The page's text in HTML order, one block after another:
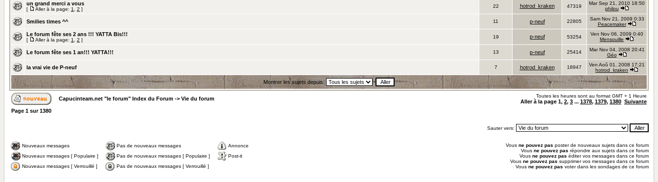
un grand merci a vous
[ Aller à la page: 1 2 ]
22 hotrod_kraken 47319
Mar Sep 21, 2010 18:50
philou
Smilies times ^^ 11 p-neuf 22805
Sam Nov 21, 2009 0:33
Peacemaker
Le forum fête ses 2 ans !!! YATTA Bis!!!
[ Aller à la page: 1 2 ]
19 p-neuf 53254
Ven Nov 06, 2009 0:40
Mensouille
Le forum fête ses 1 an!!! YATTA!!! 13 p-neuf 25414
Mar Nov 04, 2008 20:41
Géo
la vrai vie de P-neuf 7 hotrod_kraken 18947
Ven Aoû 01, 2008 17:21
hotrod_kraken
Montrer les sujets depuis:
Capucinteam.net "le forum" Index du Forum -> Vie du forum Toutes les heures sont au format GMT + 1 Heure
Aller à la page 1, 2, 3 ... 1378, 1379, 1380 Suivante
Page 1 sur1380
Sauter vers:
Nouveaux messages Pas de nouveaux messages
Annonce
Nouveaux messages [ Populaire ]
Pas de nouveaux messages [ Populaire ]
Post-it
Nouveaux messages [ Verrouillé ]
Pas de nouveaux messages [ Verrouillé ]
Vous ne pouvez pas poster de nouveaux sujets dans ce forum
Vous ne pouvez pas répondre aux sujets dans ce forum
Vous ne pouvez pas éditer vos messages dans ce forum
Vous ne pouvez pas supprimer vos messages dans ce forum
Vous ne pouvez pas voter dans les sondages de ce forum